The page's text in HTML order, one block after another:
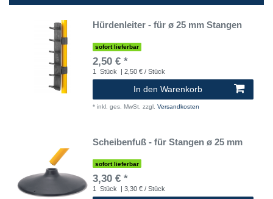
Hürdenleiter - für ø 25 mm Stangen
sofort lieferbar
2,50 € *
1 Stück | 2,50 € / Stück
In den Warenkorb
* inkl. ges. MwSt. zzgl. Versandkosten
Scheibenfuß - für Stangen ø 25 mm
sofort lieferbar
3,30 € *
1 Stück | 3,30 € / Stück